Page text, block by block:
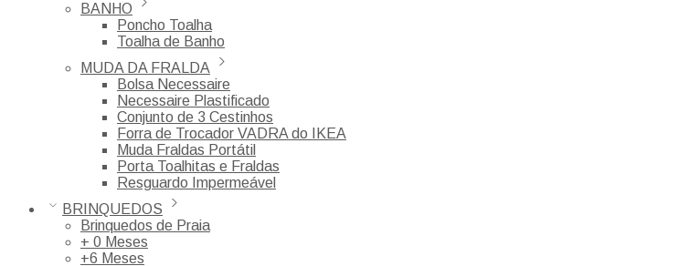
BANHO
Poncho Toalha
Toalha de Banho
MUDA DA FRALDA
Bolsa Necessaire
Necessaire Plastificado
Conjunto de 3 Cestinhos
Forra de Trocador VADRA do IKEA
Muda Fraldas Portátil
Porta Toalhitas e Fraldas
Resguardo Impermeável
BRINQUEDOS
Brinquedos de Praia
+ 0 Meses
+6 Meses